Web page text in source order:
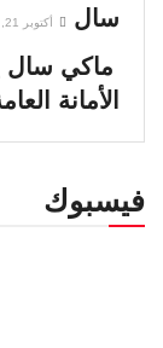
سال
أكتوبر 21, 2024
ماكي سال
الأمانة
فيسبوك